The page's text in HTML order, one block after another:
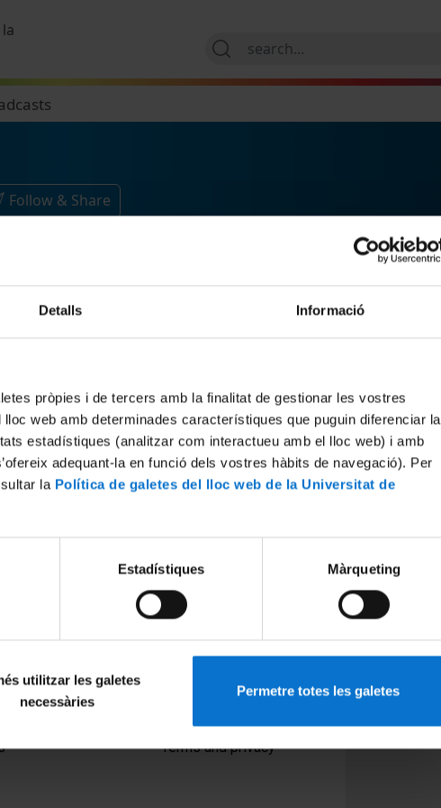
Detalls Informació
pròpies i de tercers amb la finalitat de gestionar les vostres
web amb determinades característiques que puguin diferenciar la
estadístiques (analitzar com interactueu amb el lloc web) i amb
adequant-la en funció dels vostres hàbits de navegació). Per
la Política de galetes del lloc web de la Universitat de
Estadístiques Màrqueting
utilitzar les galetes
necessàries
Permetre totes les galetes
Follow & Share
Terms and privacy